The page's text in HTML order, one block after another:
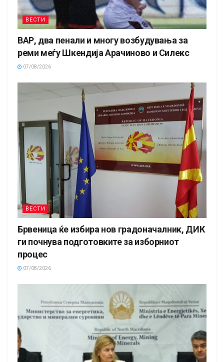
ВЕСТИ
ВАР, два пенали и многу возбудувања за
реми меѓу Шкендија Арачиново и Силекс
07/08/2026
ВЕСТИ
Брвеница ќе избира нов градоначалник, ДИК
ги почнува подготовките за изборниот
процес
07/08/2026